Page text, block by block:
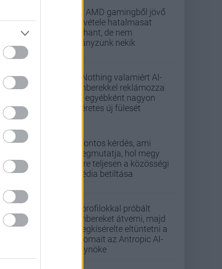
Az AMD gamingből jövő
bevétele hatalmasat
zuhant, de nem
hiányzunk nekik
A Nothing valamiért AI-
emberekkel reklámozza
az egyébként nagyon
ígéretes új fülesét
5 fontos kérdés, ami
megmutatja, hol megy
félre teljesen a közösségi
média betiltása
Álprofilokkal próbált
embereket átverni, majd
megkísérelte eltüntetni a
nyomait az Antropic AI-
ügynöke